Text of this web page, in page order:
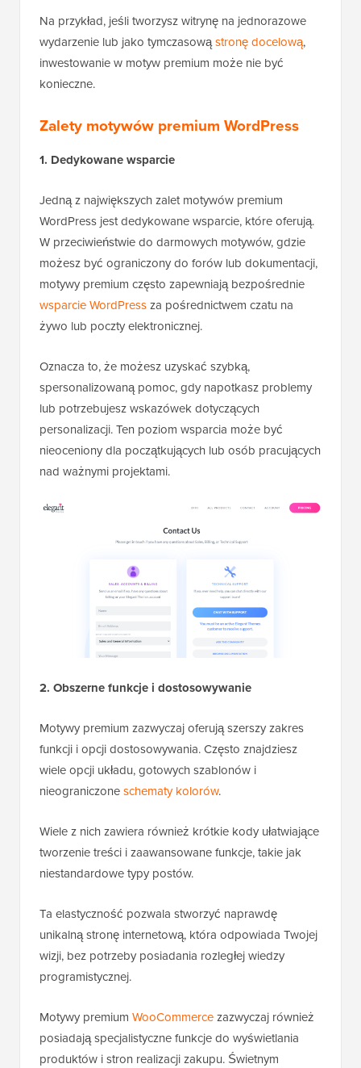
Na przykład, jeśli tworzysz witrynę na jednorazowe
wydarzenie lub jako tymczasowąstronę docelową,
inwestowanie w motyw premium może nie być
konieczne.
Zalety motywów premium WordPress
1. Dedykowane wsparcie
Jedną z największych zalet motywów premium
WordPress jest dedykowane wsparcie, które oferują.
W przeciwieństwie do darmowych motywów, gdzie
możesz być ograniczony do forów lub dokumentacji,
motywy premium często zapewniają bezpośrednie
wsparcie WordPressza pośrednictwem czatu na
żywo lub poczty elektronicznej.
Oznacza to, że możesz uzyskać szybką,
spersonalizowaną pomoc, gdy napotkasz problemy
lub potrzebujesz wskazówek dotyczących
personalizacji. Ten poziom wsparcia może być
nieoceniony dla początkujących lub osób pracujących
nad ważnymi projektami.
2. Obszerne funkcje i dostosowywanie
Motywy premium zazwyczaj oferują szerszy zakres
funkcji i opcji dostosowywania. Często znajdziesz
wiele opcji układu, gotowych szablonów i
nieograniczoneschematy kolorów.
Wiele z nich zawiera również krótkie kody ułatwiające
tworzenie treści i zaawansowane funkcje, takie jak
niestandardowe typy postów.
Ta elastyczność pozwala stworzyć naprawdę
unikalną stronę internetową, która odpowiada Twojej
wizji, bez potrzeby posiadania rozległej wiedzy
programistycznej.
Motywy premium WooCommercezazwyczaj również
posiadają specjalistyczne funkcje do wyświetlania
produktów i stron realizacji zakupu. Świetnym